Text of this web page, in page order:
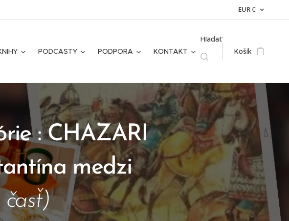
EUR€
PODCASTY PODPORA KONTAKT
Hľadať
Košík
: CHAZARI
medzi
časť)